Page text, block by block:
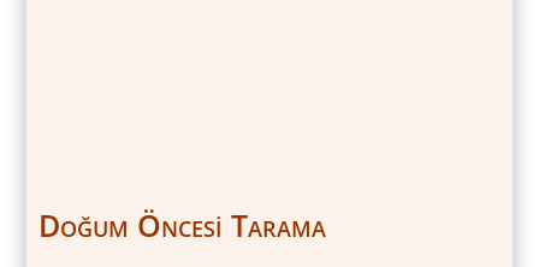
Doğum Öncesi Tarama